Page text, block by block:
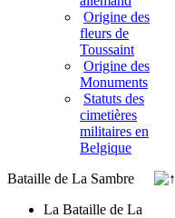
Origine des
fleurs de
Toussaint
Origine des
Monuments
Statuts des
cimetières
militaires en
Belgique
Bataille de La Sambre
La Bataille de La